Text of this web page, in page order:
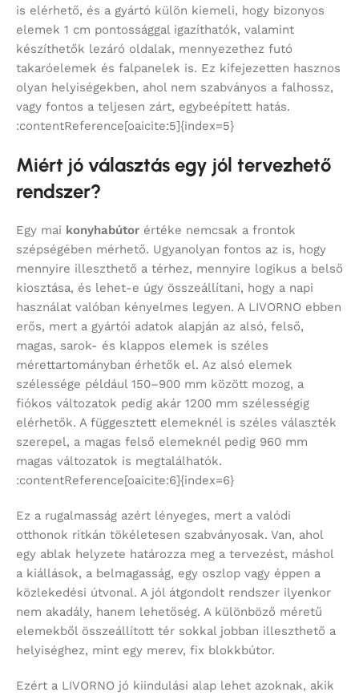
is elérhető, és a gyártó külön kiemeli, hogy bizonyos
elemek 1 cm pontossággal igazíthatók, valamint
készíthetők lezáró oldalak, mennyezethez futó
takaróelemek és falpanelek is. Ez kifejezetten hasznos
olyan helyiségekben, ahol nem szabványos a falhossz,
vagy fontos a teljesen zárt, egybeépített hatás.
:contentReference[oaicite:5]{index=5}
Miért jó választás egy jól tervezhető
rendszer?
Egy mai konyhabútor értéke nemcsak a frontok
szépségében mérhető. Ugyanolyan fontos az is, hogy
mennyire illeszthető a térhez, mennyire logikus a belső
kiosztása, és lehet-e úgy összeállítani, hogy a napi
használat valóban kényelmes legyen. A LIVORNO ebben
erős, mert a gyártói adatok alapján az alsó, felső,
magas, sarok- és klappos elemek is széles
mérettartományban érhetők el. Az alsó elemek
szélessége például 150–900 mm között mozog, a
fiókos változatok pedig akár 1200 mm szélességig
elérhetők. A függesztett elemeknél is széles választék
szerepel, a magas felső elemeknél pedig 960 mm
magas változatok is megtalálhatók.
:contentReference[oaicite:6]{index=6}
Ez a rugalmasság azért lényeges, mert a valódi
otthonok ritkán tökéletesen szabványosak. Van, ahol
egy ablak helyzete határozza meg a tervezést, máshol
a kiállások, a belmagasság, egy oszlop vagy éppen a
közlekedési útvonal. A jól átgondolt rendszer ilyenkor
nem akadály, hanem lehetőség. A különböző méretű
elemekből összeállított tér sokkal jobban illeszthető a
helyiséghez, mint egy merev, fix blokkbútor.
Ezért a LIVORNO jó kiindulási alap lehet azoknak, akik